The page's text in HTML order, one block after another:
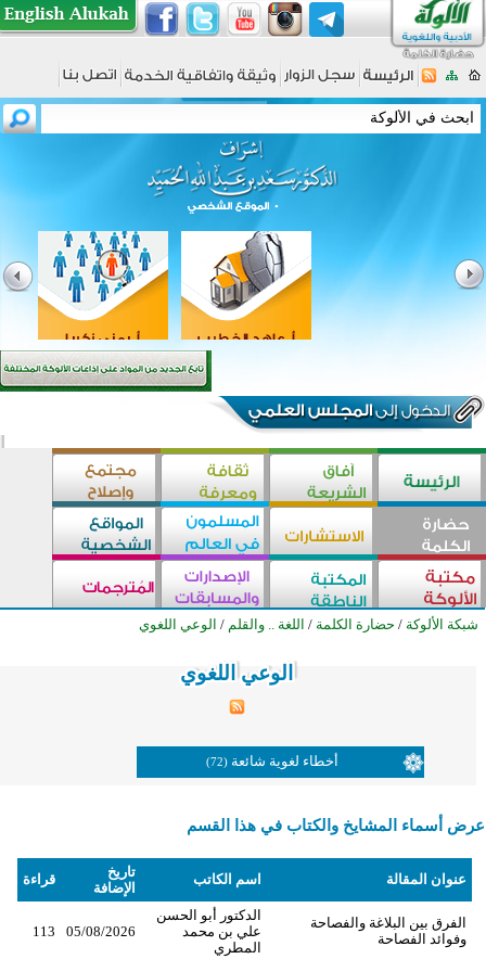
شبكة الألوكة / حضارة الكلمة / اللغة .. والقلم / الوعي اللغوي
الوعي اللغوي
الوعي اللغوي
الوعي اللغوي
الوعي اللغوي
الوعي اللغوي
الوعي اللغوي
الوعي اللغوي
الوعي اللغوي
الوعي اللغوي
الوعي اللغوي
الوعي اللغوي
الوعي اللغوي
الوعي اللغوي
الوعي اللغوي
الوعي اللغوي
الوعي اللغوي
الوعي اللغوي
الوعي اللغوي
الوعي اللغوي
الوعي اللغوي
الوعي اللغوي
الوعي اللغوي
الوعي اللغوي
الوعي اللغوي
الوعي اللغوي
أخطاء لغوية شائعة (72)
عرض أسماء المشايخ والكتاب في هذا القسم
عنوان المقالة اسم الكاتب
تاريخ
الإضافة
قراءة
الفرق بين البلاغة والفصاحة
وفوائد الفصاحة
الدكتور أبو الحسن
علي بن محمد
المطري
05/08/2026
113